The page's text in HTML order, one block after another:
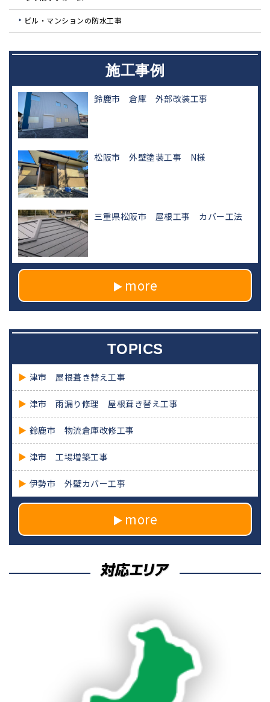
ビル・マンションの防水工事
施工事例
鈴鹿市 倉庫 外部改装工事
松阪市 外壁塗装工事 N様
三重県松阪市 屋根工事 カバー工法
more
TOPICS
津市 屋根葺き替え工事
津市 雨漏り修理 屋根葺き替え工事
鈴鹿市 物流倉庫改修工事
津市 工場増築工事
伊勢市 外壁カバー工事
more